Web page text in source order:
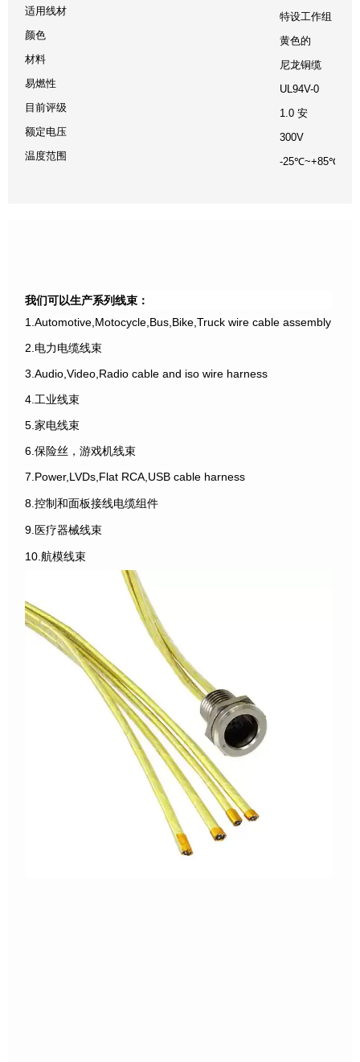
适用线材
特设工作组 30
颜色
黄色的
材料
尼龙铜缆
易燃性
UL94V-0
目前评级
1.0 安
额定电压
300V
温度范围
-25℃~+85℃
我们可以生产系列线束：
1.Automotive,Motocycle,Bus,Bike,Truck wire cable assembly
2.电力电缆线束
3.Audio,Video,Radio cable and iso wire harness
4.工业线束
5.家电线束
6.保险丝，游戏机线束
7.Power,LVDs,Flat RCA,USB cable harness
8.控制和面板接线电缆组件
9.医疗器械线束
10.航模线束